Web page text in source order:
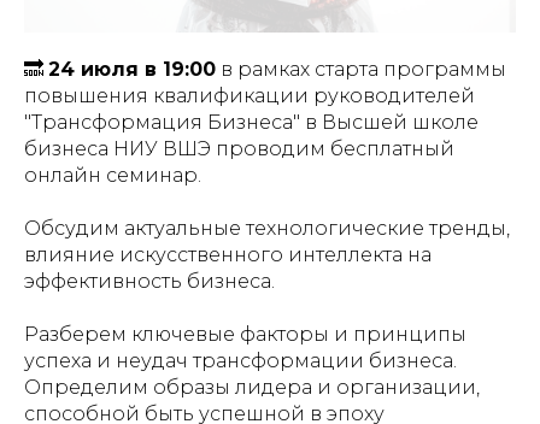
🔜 24 июля в 19:00 в рамках старта программы
повышения квалификации руководителей
"Трансформация Бизнеса" в Высшей школе
бизнеса НИУ ВШЭ проводим бесплатный
онлайн семинар.
Обсудим актуальные технологические тренды,
влияние искусственного интеллекта на
эффективность бизнеса.
Разберем ключевые факторы и принципы
успеха и неудач трансформации бизнеса.
Определим образы лидера и организации,
способной быть успешной в эпоху